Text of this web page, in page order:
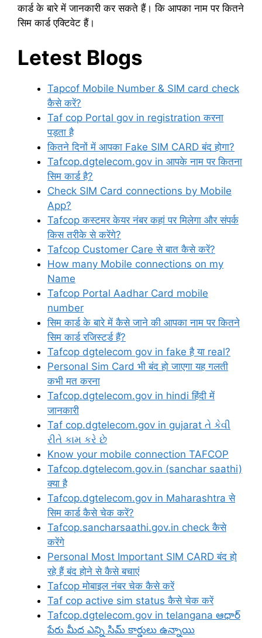
कार्ड के बारे में जानकारी कर सकते हैं। कि आपका नाम पर कितने
सिम कार्ड एक्टिवेट हैं।
Letest Blogs
Tapcof Mobile Number & SIM card check
कैसे करें?
Taf cop Portal gov in registration करना
पड़ता है
कितने दिनों में आपका Fake SIM CARD बंद होगा?
Tafcop.dgtelecom.gov in आपके नाम पर कितना
सिम कार्ड है?
Check SIM Card connections by Mobile
App?
Tafcop कस्टमर केयर नंबर कहां पर मिलेगा और संपर्क
किस तरीके से करेंगे?
Tafcop Customer Care से बात कैसे करें?
How many Mobile connections on my
Name
Tafcop Portal Aadhar Card mobile
number
सिम कार्ड के बारे में कैसे जाने की आपका नाम पर कितने
सिम कार्ड रजिस्टर्ड हैं?
Tafcop dgtelecom gov in fake है या real?
Personal Sim Card भी बंद हो जाएगा यह गलती
कभी मत करना
Tafcop.dgtelecom.gov in hindi हिंदी में
जानकारी
Taf cop.dgtelecom.gov in gujarat તે કેવી
રીતે કામ કરે છે
Know your mobile connection TAFCOP
Tafcop.dgtelecom.gov.in (sanchar saathi)
क्या है
Tafcop.dgtelecom.gov in Maharashtra से
सिम कार्ड कैसे चेक करें?
Tafcop.sancharsaathi.gov.in check कैसे
करेंगे
Personal Most Important SIM CARD बंद हो
रहे हैं बंद होने से कैसे बचाएं
Tafcop मोबाइल नंबर चेक कैसे करें
Taf cop active sim status कैसे चेक करें
Tafcop.dgtelecom.gov in telangana ఆధార్
పేరు మీద ఎన్ని సిమ్ కార్డులు ఉన్నాయి